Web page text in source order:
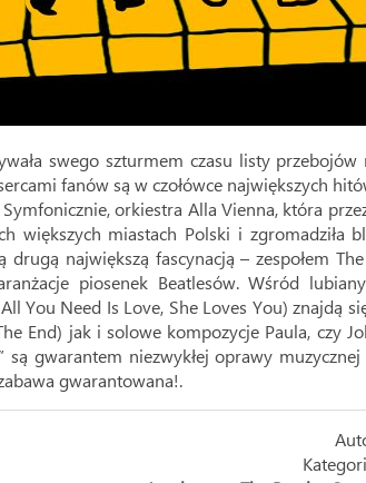
swego szturmem czasu listy przebojów
fanów są w czołówce największych
orkiestra Alla Vienna, która
większych miastach Polski i zgromadziła
największą fascynacją – zespołem
piosenek Beatlesów. Wśród
You Need Is Love, She Loves You) znajdą
End) jak i solowe kompozycje Paula, czy
są gwarantem niezwykłej oprawy
gwarantowana!.